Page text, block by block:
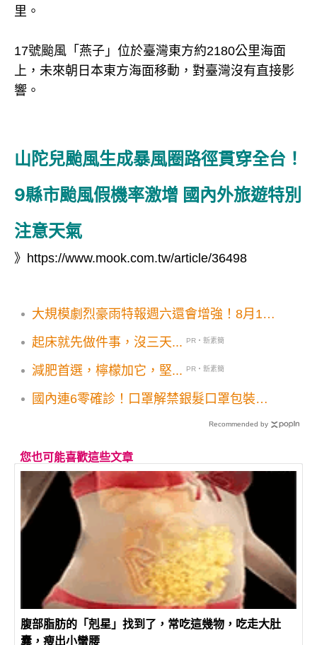
里。
17號颱風「燕子」位於臺灣東方約2180公里海面
上，未來朝日本東方海面移動，對臺灣沒有直接影
響。
山陀兒颱風生成暴風圈路徑貫穿全台！
9縣市颱風假機率激增 國內外旅遊特別
注意天氣
》 https://www.mook.com.tw/article/36498
大規模劇烈豪雨特報週六還會增強！8月1日
起床就先做件事，沒三天...
PR・新素簡
減肥首選，檸檬加它，堅... PR・新素簡
國內連6零確診！口罩解禁銀髮口罩包裝隊
Recommended by
您也可能喜歡這些文章
腹部脂肪的「剋星」找到了，常吃這幾物，吃走大肚
囊，瘦出小蠻腰